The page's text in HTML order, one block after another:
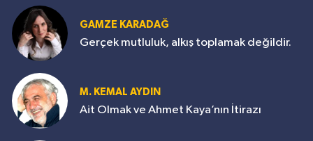
GAMZE KARADAĞ
Gerçek mutluluk, alkış toplamak değildir.
M. KEMAL AYDIN
Ait Olmak ve Ahmet Kaya’nın İtirazı